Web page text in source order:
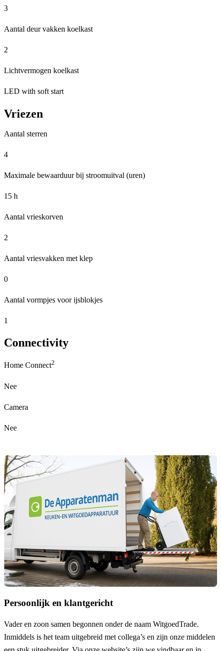
3
Aantal deur vakken koelkast
2
Lichtvermogen koelkast
LED with soft start
Vriezen
Aantal sterren
4
Maximale bewaarduur bij stroomuitval (uren)
15 h
Aantal vrieskorven
2
Aantal vriesvakken met klep
0
Aantal vormpjes voor ijsblokjes
1
Connectivity
Home Connect2
Nee
Camera
Nee
Persoonlijk en klantgericht
Vader en zoon samen begonnen onder de naam WitgoedTrade.
Inmiddels is het team uitgebreid met collega’s en zijn onze middelen